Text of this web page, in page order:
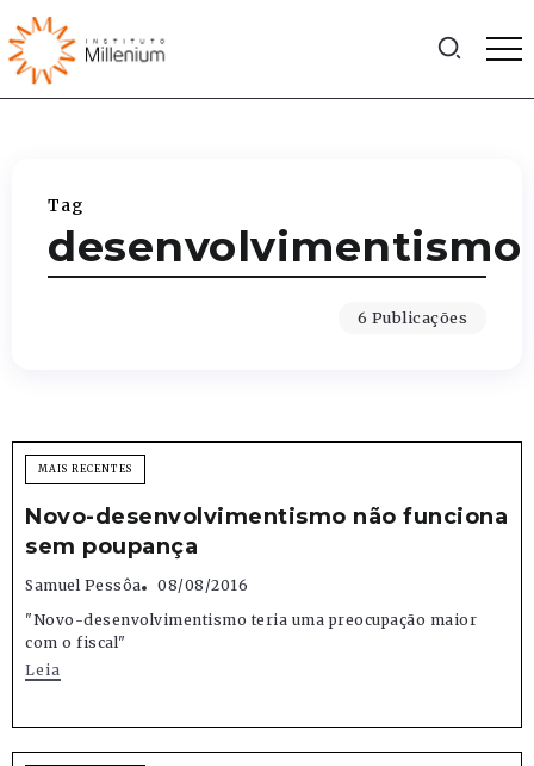
Tag
desenvolvimentismo
6 Publicações
MAIS RECENTES
Novo-desenvolvimentismo não funciona
sem poupança
Samuel Pessôa
08/08/2016
"Novo-desenvolvimentismo teria uma preocupação maior
com o fiscal"
Leia